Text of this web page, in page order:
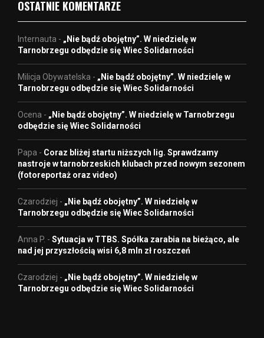
OSTATNIE KOMENTARZE
Internauta - „Nie bądź obojętny”. W niedzielę w
Tarnobrzegu odbędzie się Wiec Solidarności
Milicja Obywatelska - „Nie bądź obojętny”. W niedzielę w
Tarnobrzegu odbędzie się Wiec Solidarności
Ocena - „Nie bądź obojętny”. W niedzielę w Tarnobrzegu
odbędzie się Wiec Solidarności
Papa - Coraz bliżej startu niższych lig. Sprawdzamy
nastroje w tarnobrzeskich klubach przed nowym sezonem
(fotoreportaż oraz video)
Czarodziej - „Nie bądź obojętny”. W niedzielę w
Tarnobrzegu odbędzie się Wiec Solidarności
Anna P. - Sytuacja w TTBS. Spółka zarabia na bieżąco, ale
nad jej przyszłością wisi 6,8 mln zł roszczeń
Czarodziej - „Nie bądź obojętny”. W niedzielę w
Tarnobrzegu odbędzie się Wiec Solidarności